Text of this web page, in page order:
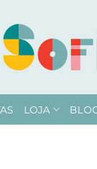
LOJA